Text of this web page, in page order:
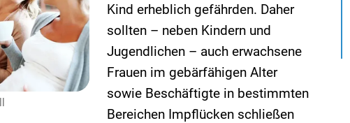
Kind erheblich gefährden. Daher
sollten – neben Kindern und
Jugendlichen – auch erwachsene
Frauen im gebärfähigen Alter
sowie Beschäftigte in bestimmten
Bereichen Impflücken schließen